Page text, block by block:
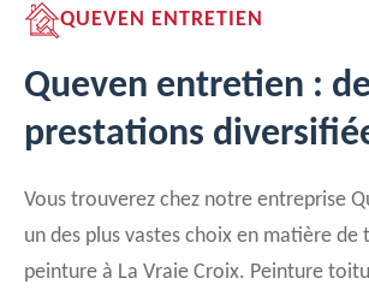
QUEVEN ENTRETIEN
Queven entretien :
prestations
Vous trouverez chez notre entreprise
un des plus vastes choix en matière
peinture à La Vraie Croix. Peinture